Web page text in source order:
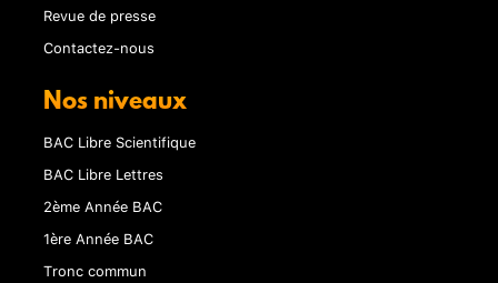
Revue de presse
Contactez-nous
Nos niveaux
BAC Libre Scientifique
BAC Libre Lettres
2ème Année BAC
1ère Année BAC
Tronc commun